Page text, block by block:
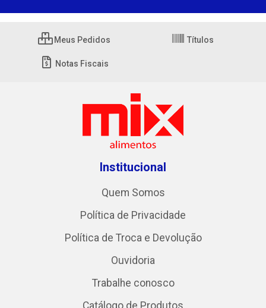
Meus Pedidos Títulos
Notas Fiscais
Institucional
Quem Somos
Política de Privacidade
Política de Troca e Devolução
Ouvidoria
Trabalhe conosco
Catálogo de Produtos